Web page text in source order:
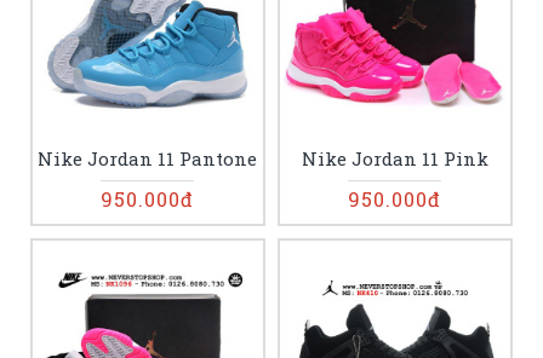
Nike Jordan 11 Pantone
950.000đ
Nike Jordan 11 Pink
950.000đ